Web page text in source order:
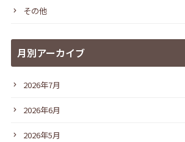
その他
月別アーカイブ
2026年7月
2026年6月
2026年5月